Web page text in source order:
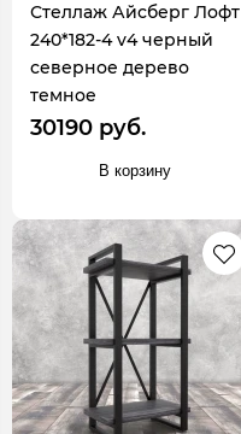
Стеллаж Айсберг Лофт
240*182-4 v4 черный
северное дерево
темное
30190 руб.
В корзину